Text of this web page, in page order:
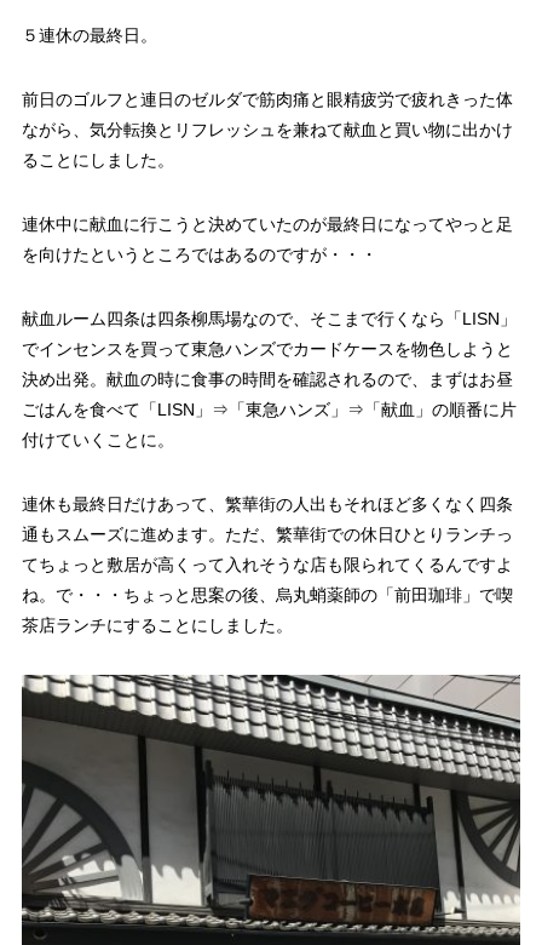
５連休の最終日。
前日のゴルフと連日のゼルダで筋肉痛と眼精疲労で疲れきった体
ながら、気分転換とリフレッシュを兼ねて献血と買い物に出かけ
ることにしました。
連休中に献血に行こうと決めていたのが最終日になってやっと足
を向けたというところではあるのですが・・・
献血ルーム四条は四条柳馬場なので、そこまで行くなら「LISN」
でインセンスを買って東急ハンズでカードケースを物色しようと
決め出発。献血の時に食事の時間を確認されるので、まずはお昼
ごはんを食べて「LISN」⇒「東急ハンズ」⇒「献血」の順番に片
付けていくことに。
連休も最終日だけあって、繁華街の人出もそれほど多くなく四条
通もスムーズに進めます。ただ、繁華街での休日ひとりランチっ
てちょっと敷居が高くって入れそうな店も限られてくるんですよ
ね。で・・・ちょっと思案の後、烏丸蛸薬師の「前田珈琲」で喫
茶店ランチにすることにしました。